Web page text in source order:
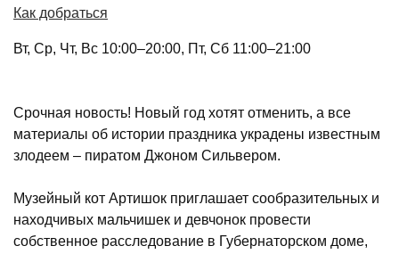
Срочная новость! Новый год хотят отменить, а все
материалы об истории праздника украдены известным
злодеем – пиратом Джоном Сильвером.
Музейный кот Артишок приглашает сообразительных и
находчивых мальчишек и девчонок провести
собственное расследование в Губернаторском доме,
Как добраться
Вт, Ср, Чт, Вс 10:00–20:00, Пт, Сб 11:00–21:00